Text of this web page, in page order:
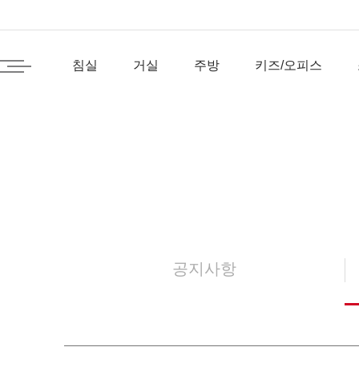
침실 거실 주방 키즈/오피스
공지사항